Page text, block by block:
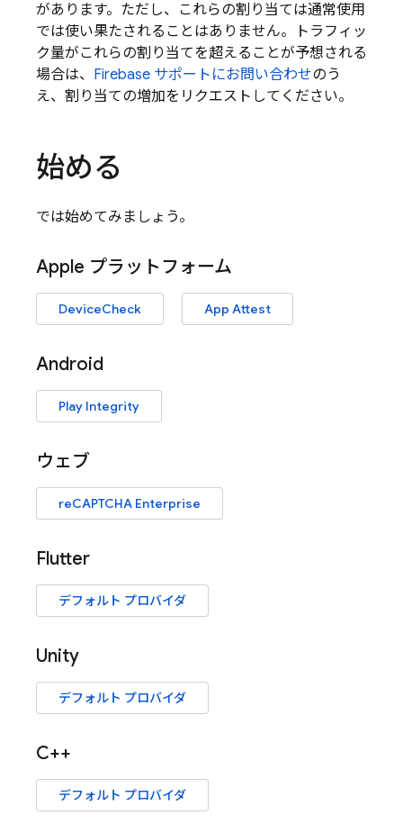
があります。ただし、これらの割り当ては通常使用
では使い果たされることはありません。トラフィッ
ク量がこれらの割り当てを超えることが予想される
場合は、 Firebase サポートにお問い合わせのう
え、割り当ての増加をリクエストしてください。
始める
では始めてみましょう。
Apple プラットフォーム
DeviceCheck App Attest
Android
Play Integrity
ウェブ
reCAPTCHA Enterprise
Flutter
デフォルト プロバイダ
Unity
デフォルト プロバイダ
C++
デフォルト プロバイダ